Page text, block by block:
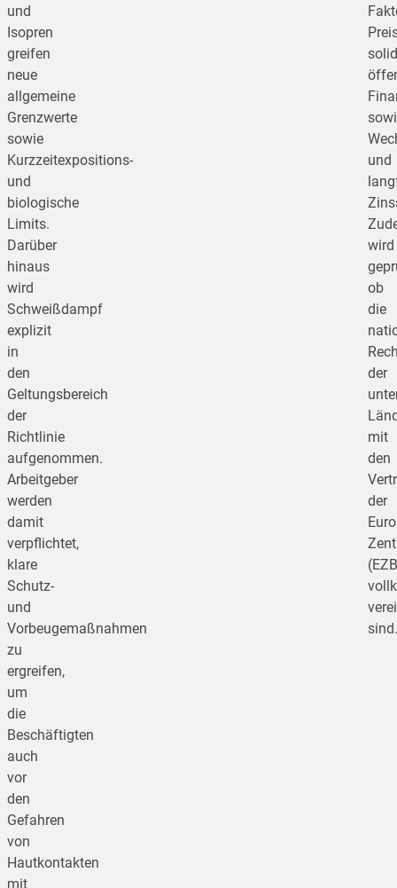
und
Isopren
greifen
neue
allgemeine
Grenzwerte
sowie
Kurzzeitexpositions-
und
biologische
Limits.
Darüber
hinaus
wird
Schweißdampf
explizit
in
den
Geltungsbereich
der
Richtlinie
aufgenommen.
Arbeitgeber
werden
damit
verpflichtet,
klare
Schutz-
und
Vorbeugemaßnahmen
zu
ergreifen,
um
die
Beschäftigten
auch
vor
den
Gefahren
von
Hautkontakten
mit
und
wird
ob
die
der
mit
den
der
sind.